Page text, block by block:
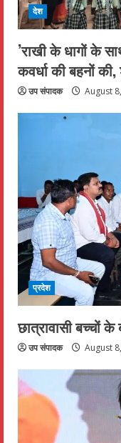
देश
’राखी के धागों के
कवर्धा की बहनों
उप संपादक August
प्रदेश
छात्रावासी बच्चों
उप संपादक August